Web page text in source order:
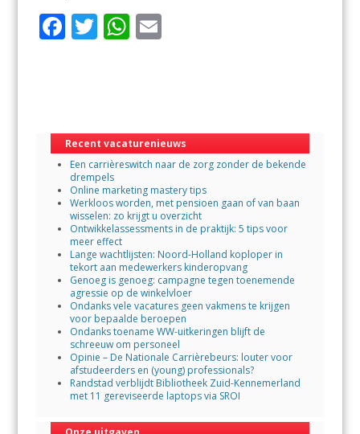
F
o
o
k
T W
A
p
p
E
Recent vacaturenieuws
Een carrièreswitch naar de zorg zonder de bekende
drempels
Online marketing mastery tips
Werkloos worden, met pensioen gaan of van baan
wisselen: zo krijgt u overzicht
Ontwikkelassessments in de praktijk: 5 tips voor
meer effect
Lange wachtlijsten: Noord-Holland koploper in
tekort aan medewerkers kinderopvang
Genoeg is genoeg: campagne tegen toenemende
agressie op de winkelvloer
Ondanks vele vacatures geen vakmens te krijgen
voor bepaalde beroepen
Ondanks toename WW-uitkeringen blijft de
schreeuw om personeel
Opinie – De Nationale Carrièrebeurs: louter voor
afstudeerders en (young) professionals?
Randstad verblijdt Bibliotheek Zuid-Kennemerland
met 11 gereviseerde laptops via SROI